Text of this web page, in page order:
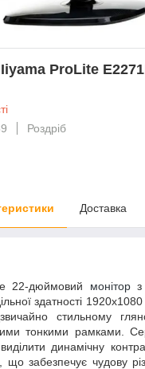
ProLite
Роздріб
Доставка
22-дюймовий моніторз
здатності
стильному
тонкими рамками.
динамічну
що забезпечує чудову